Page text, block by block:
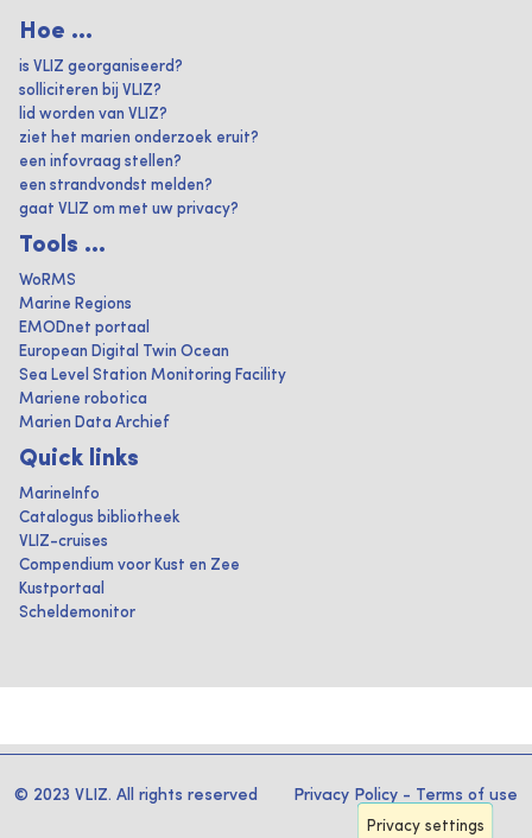
Hoe ...
is VLIZ georganiseerd?
solliciteren bij VLIZ?
lid worden van VLIZ?
ziet het marien onderzoek eruit?
een infovraag stellen?
een strandvondst melden?
gaat VLIZ om met uw privacy?
Tools ...
WoRMS
Marine Regions
EMODnet portaal
European Digital Twin Ocean
Sea Level Station Monitoring Facility
Mariene robotica
Marien Data Archief
Quick links
MarineInfo
Catalogus bibliotheek
VLIZ-cruises
Compendium voor Kust en Zee
Kustportaal
Scheldemonitor
© 2023 VLIZ. All rights reserved Privacy Policy - Terms of use
Privacy settings